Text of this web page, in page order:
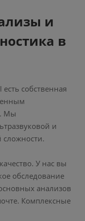
и
в
собственная
Мы
и
сложности.
У нас вы
обследование
анализов
Комплексные